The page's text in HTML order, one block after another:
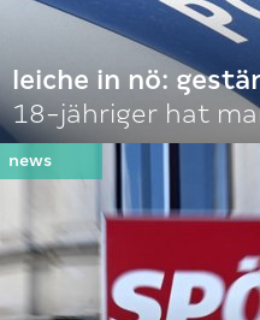
leiche in nö:
18-jähriger hat